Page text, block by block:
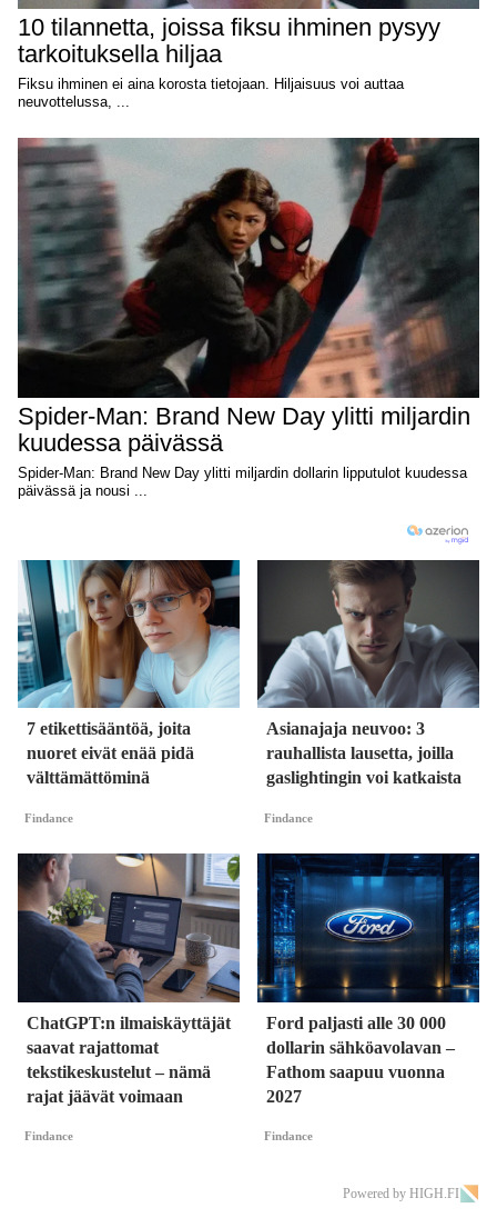
7 etikettisääntöä, joita
nuoret eivät enää pidä
välttämättöminä
Findance
Asianajaja neuvoo: 3
rauhallista lausetta, joilla
gaslightingin voi katkaista
Findance
ChatGPT:n ilmaiskäyttäjät
saavat rajattomat
tekstikeskustelut – nämä
rajat jäävät voimaan
Findance
Ford paljasti alle 30 000
dollarin sähköavolavan –
Fathom saapuu vuonna
2027
Findance
Powered by HIGH.FI